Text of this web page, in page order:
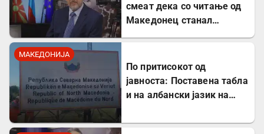
смеат дека со читање од
Македонец станал
интелектуалец
МАКЕДОНИЈА
По притисокот од
јавноста: Поставена табла
и на албански јазик на